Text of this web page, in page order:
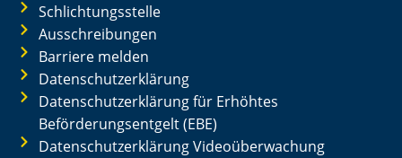
Schlichtungsstelle
Ausschreibungen
Barriere melden
Datenschutzerklärung
Datenschutzerklärung für Erhöhtes
Beförderungsentgelt (EBE)
Datenschutzerklärung Videoüberwachung